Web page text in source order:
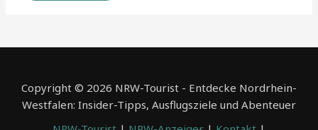
Copyright © 2026 NRW-Tourist - Entdecke Nordrhein-
Westfalen: Insider-Tipps, Ausflugsziele und Abenteuer